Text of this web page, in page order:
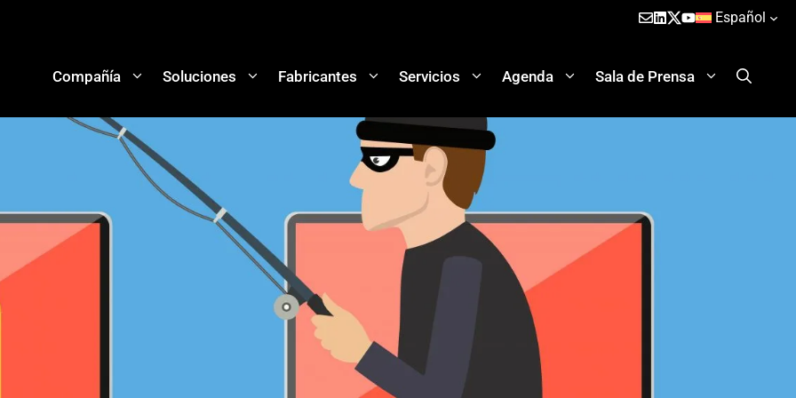
Español
Compañía Soluciones Fabricantes Servicios Agenda Sala de Prensa